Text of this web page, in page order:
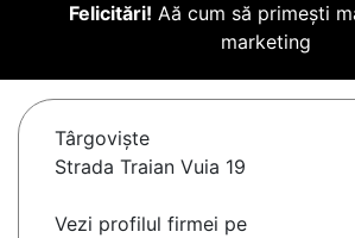
Felicitări! Aă cum să primești
marketing
Târgovişte
Strada Traian Vuia 19
Vezi profilul firmei pe